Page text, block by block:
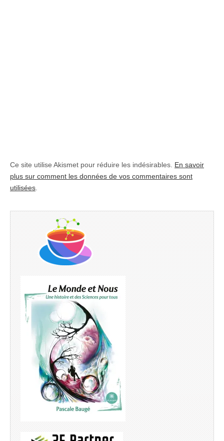
Ce site utilise Akismet pour réduire les indésirables. En savoir
plus sur comment les données de vos commentaires sont
utilisées.